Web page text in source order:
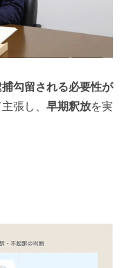
勾留される必要性が
張し、 早期釈放を実